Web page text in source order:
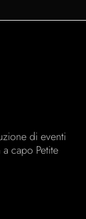
di eventi
capo Petite